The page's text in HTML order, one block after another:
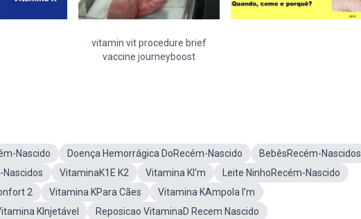
vitamin vit procedure brief
vaccine journeyboost
Nascido Doença Hemorrágica DoRecém-Nascido
BebêsRecém-Nascidos
Nascidos VitaminaK1E K2 Vitamina KI'm
Leite NinhoRecém-Nascido
2 Vitamina KPara Cães
Vitamina KAmpola I'm
KInjetável
Reposicao VitaminaD Recem Nascido